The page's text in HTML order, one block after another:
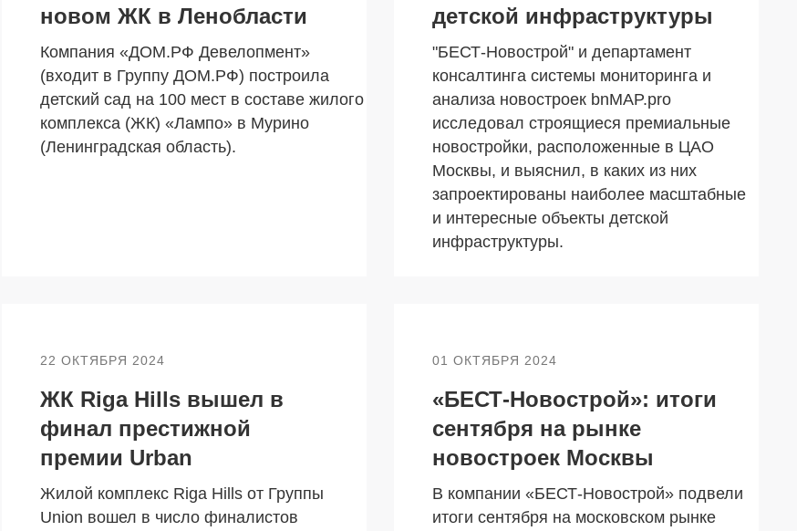
новом ЖК в Ленобласти
Компания «ДОМ.РФ Девелопмент»
(входит в Группу ДОМ.РФ) построила
детский сад на 100 мест в составе жилого
комплекса (ЖК) «Лампо» в Мурино
(Ленинградская область).
детской инфраструктуры
"БЕСТ-Новострой" и департамент
консалтинга системы мониторинга и
анализа новостроек bnMAP.pro
исследовал строящиеся премиальные
новостройки, расположенные в ЦАО
Москвы, и выяснил, в каких из них
запроектированы наиболее масштабные
и интересные объекты детской
инфраструктуры.
22 ОКТЯБРЯ 2024
ЖК Riga Hills вышел в
финал престижной
премии Urban
Жилой комплекс Riga Hills от Группы
Union вошел в число финалистов
01 ОКТЯБРЯ 2024
«БЕСТ-Новострой»: итоги
сентября на рынке
новостроек Москвы
В компании «БЕСТ-Новострой» подвели
итоги сентября на московском рынке